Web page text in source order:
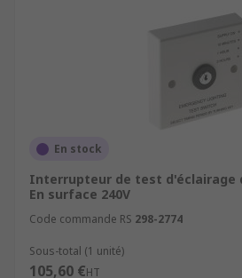
d'éclairage d'urgence, notamment :
Couvercles d'unité d'éclairage.
Protections de fil d'éclairage
Supports de montage.
En stock
Interrupteur de test d'éclairage
En surface 240V
Code commande RS 298-2774
Sous-total (1 unité)
105,60 €HT